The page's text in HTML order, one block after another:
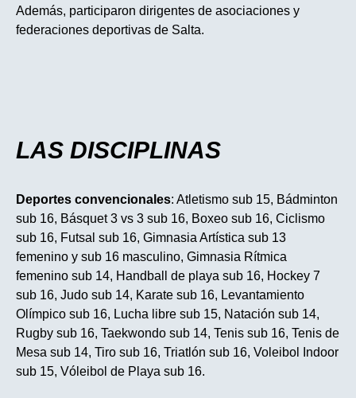
Además, participaron dirigentes de asociaciones y
federaciones deportivas de Salta.
LAS DISCIPLINAS
Deportes convencionales: Atletismo sub 15, Bádminton
sub 16, Básquet 3 vs 3 sub 16, Boxeo sub 16, Ciclismo
sub 16, Futsal sub 16, Gimnasia Artística sub 13
femenino y sub 16 masculino, Gimnasia Rítmica
femenino sub 14, Handball de playa sub 16, Hockey 7
sub 16, Judo sub 14, Karate sub 16, Levantamiento
Olímpico sub 16, Lucha libre sub 15, Natación sub 14,
Rugby sub 16, Taekwondo sub 14, Tenis sub 16, Tenis de
Mesa sub 14, Tiro sub 16, Triatlón sub 16, Voleibol Indoor
sub 15, Vóleibol de Playa sub 16.